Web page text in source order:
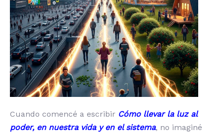
Cuando comencé a escribir Cómo llevar la luz al
poder, en nuestra vida y en el sistema, no imaginé